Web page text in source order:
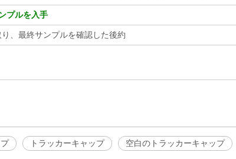
プルを入手
、最終サンプルを確認した後約
トラッカーキャップ 空白のトラッカーキャップ